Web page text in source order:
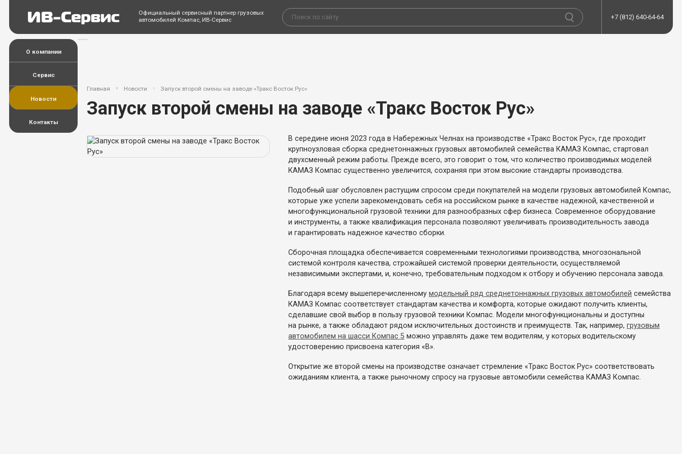
Официальный сервисный партнер грузовых
автомобилей Компас, ИВ-Сервис
+7 (812) 640-64-64
О компании
Сервис
Новости
Контакты
Главная Новости Запуск второй смены на заводе «Тракс Восток Рус»
Запуск второй смены на заводе «Тракс Восток Рус»
В середине июня 2023 года в Набережных Челнах на производстве «Тракс Восток Рус», где проходит
крупноузловая сборка среднетоннажных грузовых автомобилей семейства КАМАЗ Компас, стартовал
двухсменный режим работы. Прежде всего, это говорит о том, что количество производимых моделей
КАМАЗ Компас существенно увеличится, сохраняя при этом высокие стандарты производства.
Подобный шаг обусловлен растущим спросом среди покупателей на модели грузовых автомобилей Компас,
которые уже успели зарекомендовать себя на российском рынке в качестве надежной, качественной и
многофункциональной грузовой техники для разнообразных сфер бизнеса. Современное оборудование
и инструменты, а также квалификация персонала позволяют увеличивать производительность завода
и гарантировать надежное качество сборки.
Сборочная площадка обеспечивается современными технологиями производства, многозональной
системой контроля качества, строжайшей системой проверки деятельности, осуществляемой
независимыми экспертами, и, конечно, требовательным подходом к отбору и обучению персонала завода.
Благодаря всему вышеперечисленному модельный ряд среднетоннажных грузовых автомобилей семейства
КАМАЗ Компас соответствует стандартам качества и комфорта, которые ожидают получить клиенты,
сделавшие свой выбор в пользу грузовой техники Компас. Модели многофункциональны и доступны
на рынке, а также обладают рядом исключительных достоинств и преимуществ. Так, например, грузовым
автомобилем на шасси Компас 5 можно управлять даже тем водителям, у которых водительскому
удостоверению присвоена категория «В».
Открытие же второй смены на производстве означает стремление «Тракс Восток Рус» соответствовать
ожиданиям клиента, а также рыночному спросу на грузовые автомобили семейства КАМАЗ Компас.